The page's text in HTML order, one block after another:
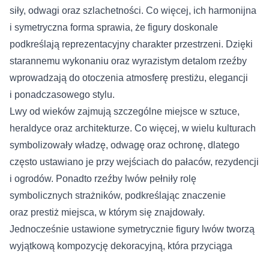
siły, odwagi oraz szlachetności. Co więcej, ich harmonijna
i symetryczna forma sprawia, że figury doskonale
podkreślają reprezentacyjny charakter przestrzeni. Dzięki
starannemu wykonaniu oraz wyrazistym detalom rzeźby
wprowadzają do otoczenia atmosferę prestiżu, elegancji
i ponadczasowego stylu.
Lwy od wieków zajmują szczególne miejsce w sztuce,
heraldyce oraz architekturze. Co więcej, w wielu kulturach
symbolizowały władzę, odwagę oraz ochronę, dlatego
często ustawiano je przy wejściach do pałaców, rezydencji
i ogrodów. Ponadto rzeźby lwów pełniły rolę
symbolicznych strażników, podkreślając znaczenie
oraz prestiż miejsca, w którym się znajdowały.
Jednocześnie ustawione symetrycznie figury lwów tworzą
wyjątkową kompozycję dekoracyjną, która przyciąga